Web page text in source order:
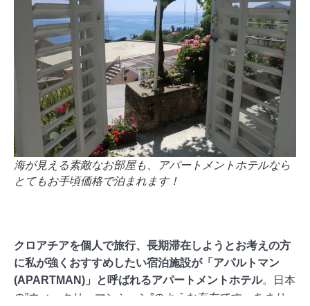
海が見える素敵なお部屋も、アパートメントホテルなら
とてもお手頃価格で泊まれます！
クロアチアを個人で旅行、長期滞在しようとお考えの方
に私が強くおすすめしたい宿泊施設が「アパルトマン
(APARTMAN)」と呼ばれるアパートメントホテル。日本
の”ウィークリーマンション”のような存在です。あまり